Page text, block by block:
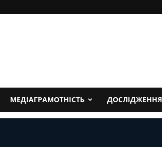
МЕДІАГРАМОТНІСТЬ ДОСЛІДЖЕННЯ